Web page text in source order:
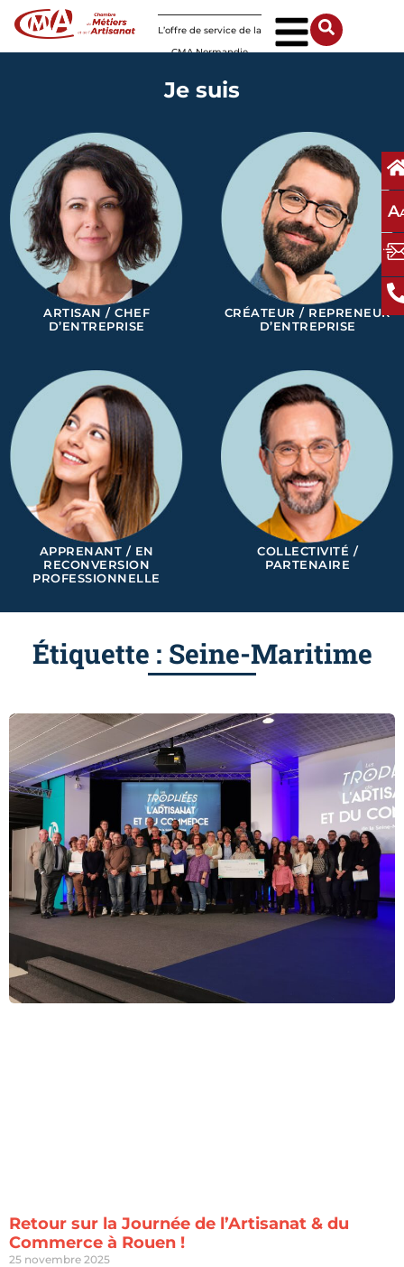
L’offre de service de la
CMA Normandie
A
Je suis
ARTISAN / CHEF
D’ENTREPRISE
CRÉATEUR / REPRENEUR
D’ENTREPRISE
APPRENANT / EN
RECONVERSION
PROFESSIONNELLE
COLLECTIVITÉ /
PARTENAIRE
Étiquette : Seine-Maritime
Retour sur la Journée de l’Artisanat & du
Commerce à Rouen !
25 novembre 2025
Panneau de gestion des cookies